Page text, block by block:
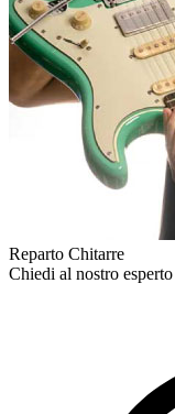
Reparto Chitarre
Chiedi al nostro esperto